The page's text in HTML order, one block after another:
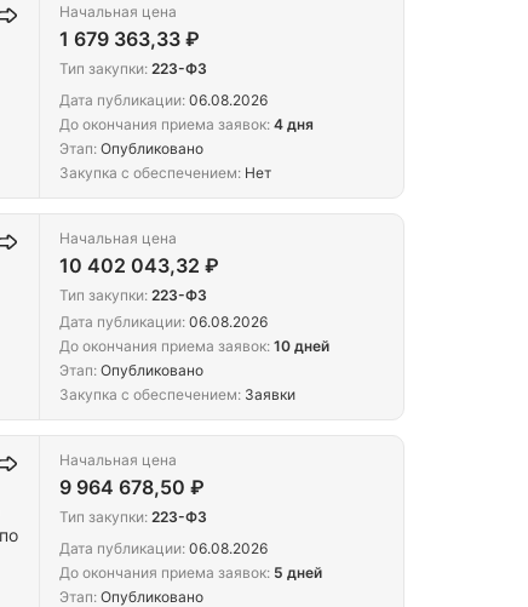
Начальная цена
1 679 363,33 ₽
Тип закупки: 223-ФЗ
Дата публикации: 06.08.2026
До окончания приема заявок: 4 дня
Этап: Опубликовано
Закупка с обеспечением: Нет
Начальная цена
10 402 043,32 ₽
Тип закупки: 223-ФЗ
Дата публикации: 06.08.2026
До окончания приема заявок: 10 дней
Этап: Опубликовано
Закупка с обеспечением: Заявки
Начальная цена
9 964 678,50 ₽
Тип закупки: 223-ФЗ
Дата публикации: 06.08.2026
До окончания приема заявок: 5 дней
Этап: Опубликовано